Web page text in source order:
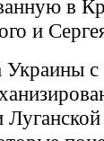
в
и
Украины